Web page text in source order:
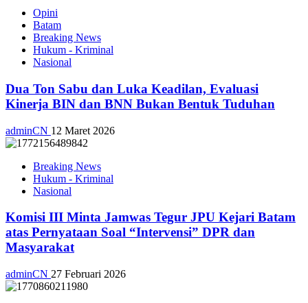
Opini
Batam
Breaking News
Hukum - Kriminal
Nasional
Dua Ton Sabu dan Luka Keadilan, Evaluasi
Kinerja BIN dan BNN Bukan Bentuk Tuduhan
adminCN 12 Maret 2026
Breaking News
Hukum - Kriminal
Nasional
Komisi III Minta Jamwas Tegur JPU Kejari Batam
atas Pernyataan Soal “Intervensi” DPR dan
Masyarakat
adminCN 27 Februari 2026